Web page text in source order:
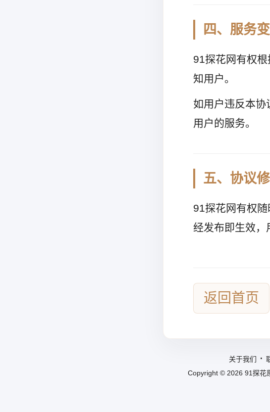
四、服务
91探花网有权
知用户。
如用户违反本协
用户的服务。
五、协议
91探花网有权
经发布即生效，
返回首页
关于我们 .
Copyright © 2026 91探花